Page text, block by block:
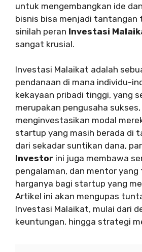
untuk mengembangkan ide
bisnis bisa menjadi tantangan
sinilah peran Investasi
sangat krusial.
Investasi Malaikat adalah
pendanaan di mana individu-
kekayaan pribadi tinggi, yang
merupakan pengusaha sukses,
menginvestasikan modal
startup yang masih berada di
dari sekadar suntikan dana,
Investor ini juga membawa
pengalaman, dan mentor
harganya bagi startup yang
Artikel ini akan mengupas
Investasi Malaikat, mulai dari
keuntungan, hingga strategi